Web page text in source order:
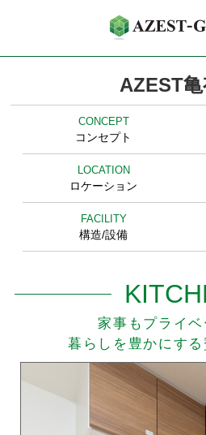
AZEST亀
CONCEPT
コンセプト
LOCATION
ロケーション
FACILITY
構造/設備
家事もプライベ
暮らしを豊かにする